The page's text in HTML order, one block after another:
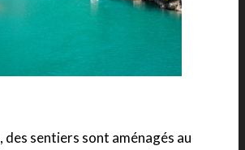
, des sentiers sont aménagés au